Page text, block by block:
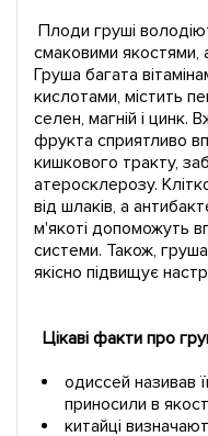
Плоди груші
смаковими якостями,
Груша багата
кислотами, містить
селен, магній і цинк.
фрукта сприятливо
кишкового тракту,
атеросклерозу.
від шлаків, а
м'якоті допоможуть
системи. Також,
якісно підвищує
Цікаві факти про
одиссей називав
приносили в
китайці